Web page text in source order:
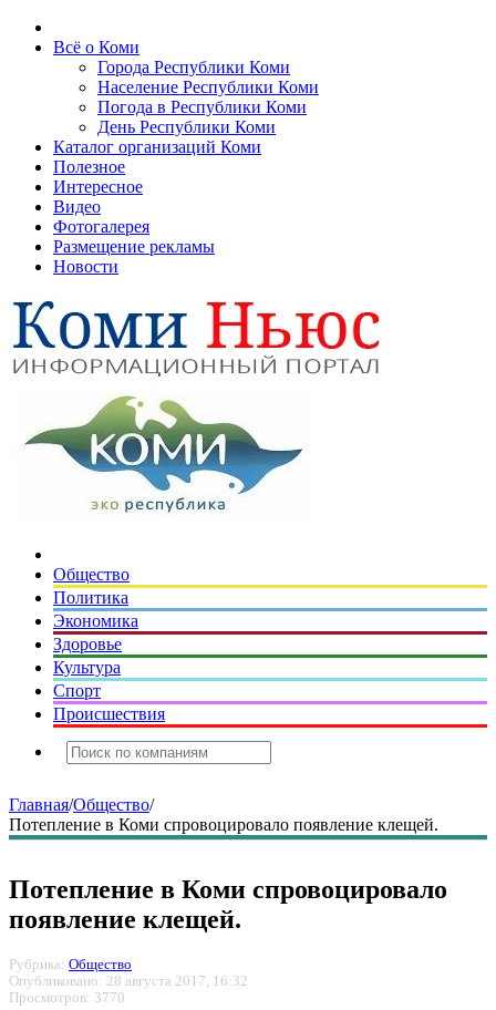
Всё о Коми
Города Республики Коми
Население Республики Коми
Погода в Республики Коми
День Республики Коми
Каталог организаций Коми
Полезное
Интересное
Видео
Фотогалерея
Размещение рекламы
Новости
Общество
Политика
Экономика
Здоровье
Культура
Спорт
Происшествия
Главная/Общество/
Потепление в Коми спровоцировало появление клещей.
Потепление в Коми спровоцировало
появление клещей.
Рубрика: Общество
Опубликовано: 28 августа 2017, 16:32
Просмотров: 3770